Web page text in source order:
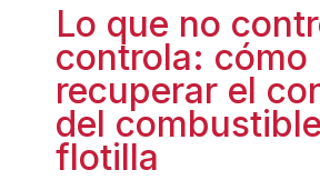
Lo que no
controla: cómo
recuperar el
del
flotilla